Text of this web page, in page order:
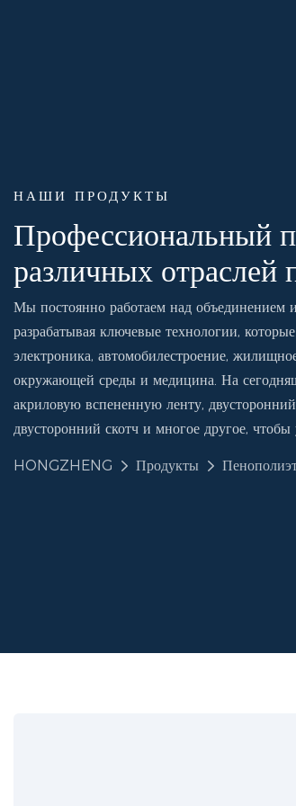
НАШИ ПРОДУКТЫ
Профессиональный
различных
Мы постоянно работаем над объединением
разрабатывая ключевые технологии,
электроника, автомобилестроение,
окружающей среды и медицина. На
акриловую вспененную ленту,
двусторонний скотч и многое другое,
HONGZHENG Продукты